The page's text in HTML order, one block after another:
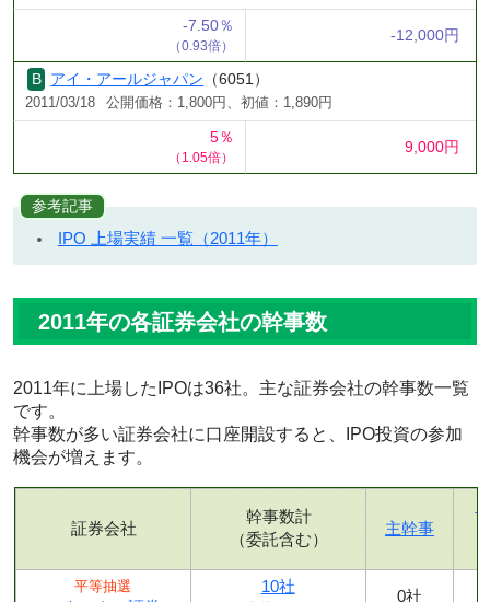
-7.50％
（0.93倍）
-12,000円
アイ・アールジャパン （6051）
2011/03/18 公開価格：1,800円、初値：1,890円
5％
（1.05倍）
9,000円
参考記事
IPO 上場実績 一覧（2011年）
2011年の各証券会社の幹事数
2011年に上場したIPOは36社。主な証券会社の幹事数一覧
です。
幹事数が多い証券会社に口座開設すると、IPO投資の参加
機会が増えます。
証券会社
幹事数計
（委託含む）
主幹事
平等抽選 10社
0社